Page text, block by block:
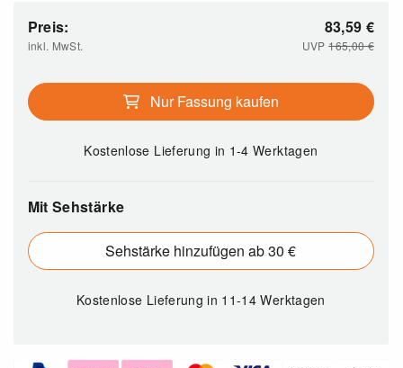
Preis:
inkl. MwSt.
83,59 €
UVP165,00€
Nur Fassung kaufen
Kostenlose Lieferung in 1-4 Werktagen
Mit Sehstärke
Sehstärke hinzufügen ab 30 €
Kostenlose Lieferungin 11-14 Werktagen